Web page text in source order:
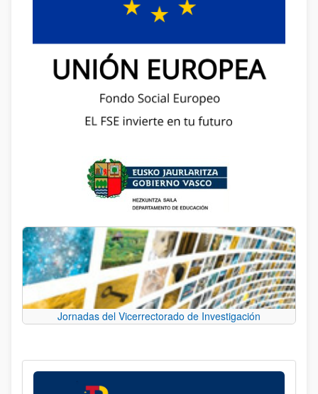
Jornadas del Vicerrectorado de Investigación